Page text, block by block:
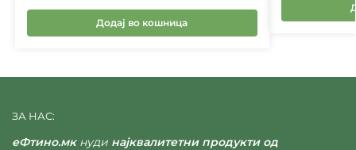
Додај во кошница
ЗА НАС:
еФтино.мкнуди најквалитетни продукти од